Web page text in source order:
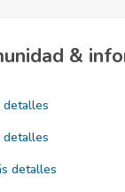
&
detalles
detalles
detalles